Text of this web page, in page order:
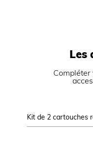
Les
Compléter
Kit de 2 cartouches